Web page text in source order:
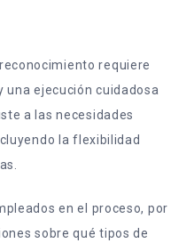
requiere
ejecución cuidadosa
a las necesidades
la flexibilidad
en el proceso, por
sobre qué tipos de